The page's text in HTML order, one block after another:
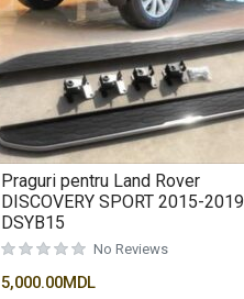
Praguri pentru Land Rover
DISCOVERY SPORT 2015-2019
DSYB15
No Reviews
5,000.00MDL